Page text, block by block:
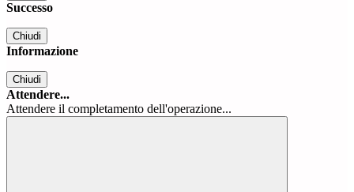
Successo
Chiudi
Informazione
Chiudi
Attendere...
Attendere il completamento dell'operazione...